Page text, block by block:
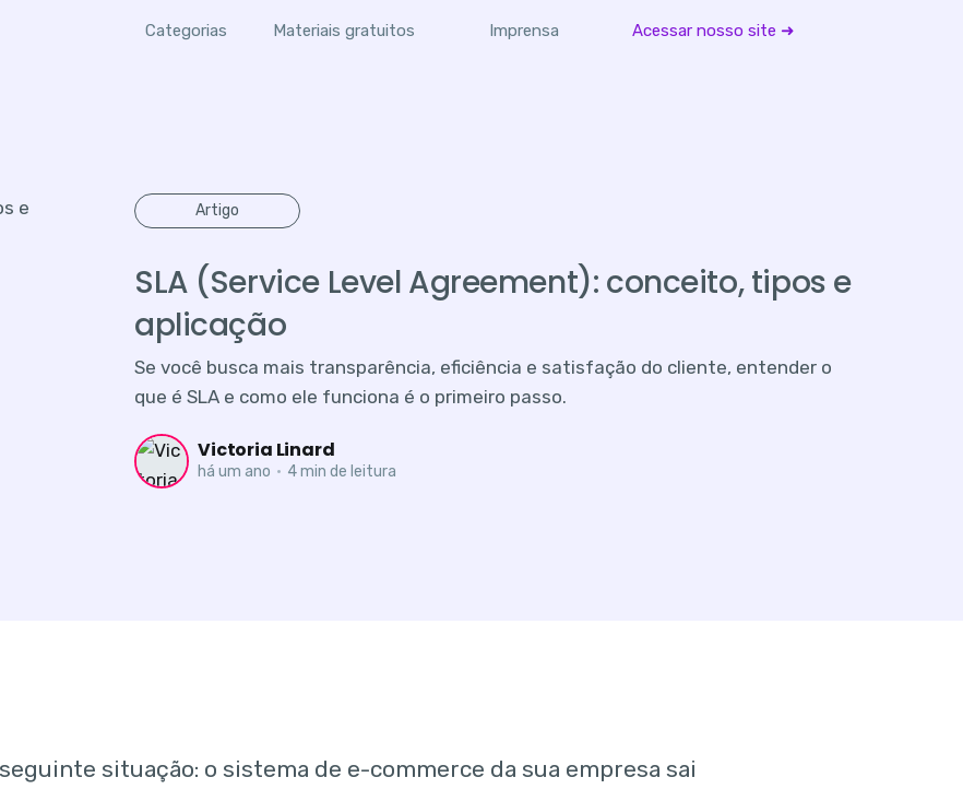
Categorias Materiais gratuitos Imprensa Acessar nosso site ➜
Artigo
SLA (Service Level Agreement): conceito, tipos e
aplicação
Se você busca mais transparência, eficiência e satisfação do cliente, entender o
que é SLA e como ele funciona é o primeiro passo.
Victoria Linard
há um ano • 4 min de leitura
situação: o sistema de e-commerce da sua empresa sai